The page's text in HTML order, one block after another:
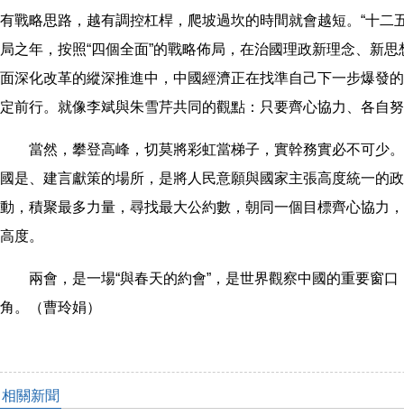
有戰略思路，越有調控杠桿，爬坡過坎的時間就會越短。“十二
局之年，按照“四個全面”的戰略佈局，在治國理政新理念、新
面深化改革的縱深推進中，中國經濟正在找準自己下一步爆發
定前行。就像李斌與朱雪芹共同的觀點：只要齊心協力、各自
當然，攀登高峰，切莫將彩虹當梯子，實幹務實必不可少
國是、建言獻策的場所，是將人民意願與國家主張高度統一的
動，積聚最多力量，尋找最大公約數，朝同一個目標齊心協力
高度。
兩會，是一場“與春天的約會”，是世界觀察中國的重要窗口
角。（曹玲娟）
相關新聞